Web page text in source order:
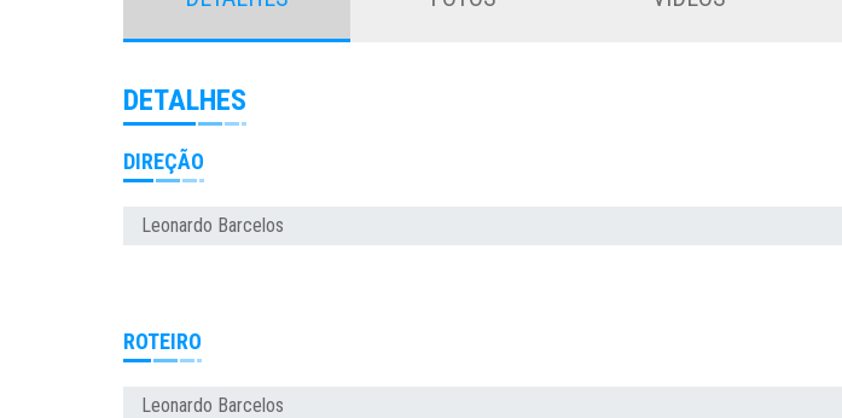
DETALHES
DIREÇÃO
Leonardo Barcelos
ROTEIRO
Leonardo Barcelos